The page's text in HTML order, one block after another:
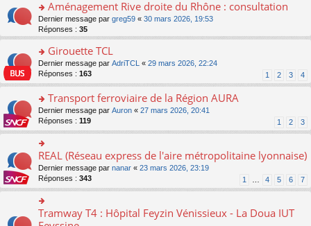
ré
c
e
nt
le
pl
u
ré
c
e
nt
e
n
o
n
le
pl
u
s
ré
c
e
nt
s
s
a
g
e
n
o
le
pl
u
s
ré
c
e
nt
ult
er
le
m
s
s
a
g
e
n
o
le
pl
u
s
ré
c
e
nt
o
n
s
ult
er
le
s
s
a
g
e
n
o
n
pl
u
Aménagement Rive droite du Rhône : consultation
Dernier message par greg59 « 30 mars 2026, 19:53
Réponses : 35
o
n
s
ult
er
le
m
e
s
s
a
g
e
n
o
n
Girouette TCL
Dernier message par AdriTCL « 29 mars 2026, 22:24
Réponses : 163 1 2 3 4
o
n
s
ult
er
le
m
e
s
s
Transport ferroviaire de la Région AURA
Dernier message par Auron « 27 mars 2026, 20:41
Réponses : 119 1 2 3
o
n
s
er
le
m
REAL (Réseau express de l'aire métropolitaine lyonnaise)
Dernier message par nanar « 23 mars 2026, 23:19
Réponses : 343 1 4 5 6 7
o
n
Tramway T4 : Hôpital Feyzin Vénissieux - La Doua IUT